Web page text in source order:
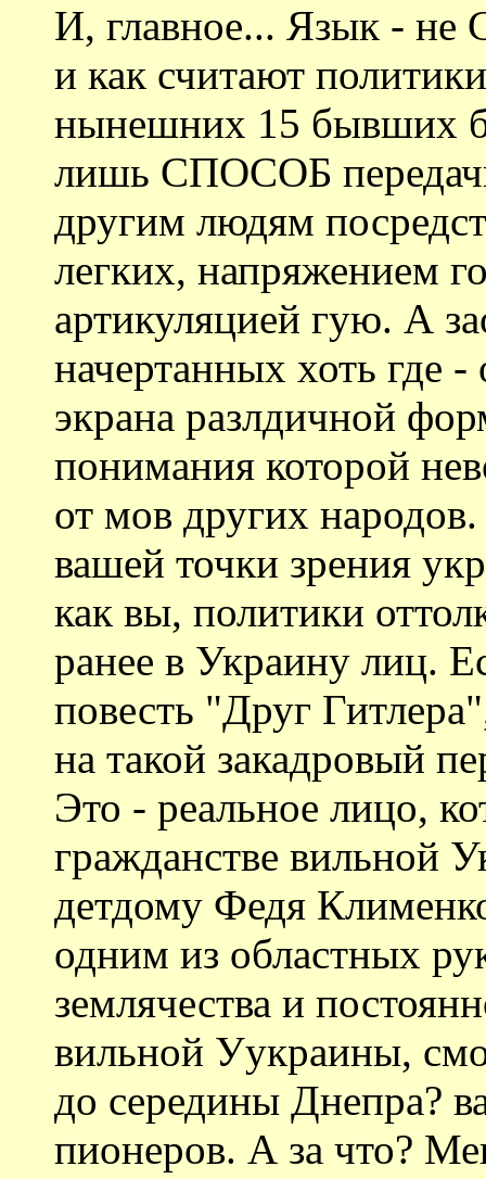
И, главное... Язык -
и как считают
нынешних 15 бывших
лишь СПОСОБ
другим людям
легких, напряжением
артикуляцией гую. А
начертанных хоть где
экрана разлдичной
понимания которой
от мов других
вашей точки зрения
как вы, политики
ранее в Украину лиц.
повесть "Друг
на такой закадровый
Это - реальное лицо,
гражданстве вильной
детдому Федя
одним из областных
землячества и
вильной Уукраины,
до середины Днепра?
пионеров. А за что?